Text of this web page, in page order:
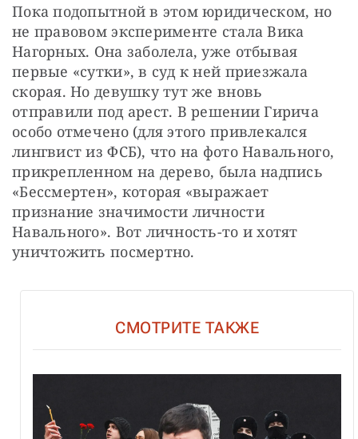
Пока подопытной в этом юридическом, но
не правовом эксперименте стала Вика
Нагорных. Она заболела, уже отбывая
первые «сутки», в суд к ней приезжала
скорая. Но девушку тут же вновь
отправили под арест. В решении Гирича
особо отмечено (для этого привлекался
лингвист из ФСБ), что на фото Навального,
прикрепленном на дерево, была надпись
«Бессмертен», которая «выражает
признание значимости личности
Навального». Вот личность-то и хотят
уничтожить посмертно.
СМОТРИТЕ ТАКЖЕ